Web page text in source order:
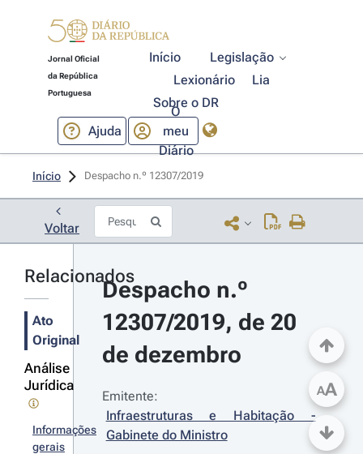
Jornal Oficial
da República
Portuguesa
Início
Legislação
Lexionário
Lia
Sobre o DR
Ajuda
O
meu
Diário
Início Despacho n.º 12307/2019
Voltar
Relacionados
Ato
Original
Análise
Jurídica
Informações
gerais
Despacho n.º
12307/2019, de 20
de dezembro
Emitente:
Infraestruturas e Habitação -
Gabinete do Ministro
AA